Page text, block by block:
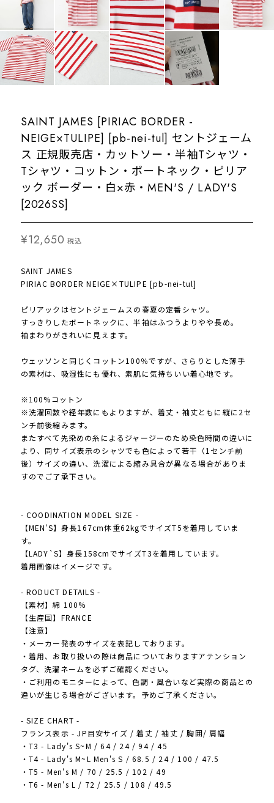
SAINT JAMES [PIRIAC BORDER -
NEIGE×TULIPE] [pb-nei-tul] セントジェーム
ス 正規販売店・カットソー・半袖Tシャツ・
Tシャツ・コットン・ポートネック・ピリア
ック ボーダー・白×赤・MEN'S / LADY'S
[2026SS]
¥12,650 税込
SAINT JAMES
PIRIAC BORDER NEIGE×TULIPE [pb-nei-tul]
ピリアックはセントジェームスの春夏の定番シャツ。
すっきりしたボートネックに、半袖はふつうよりやや長め。
袖まわりがきれいに見えます。
ウェッソンと同じくコットン100％ですが、さらりとした薄手
の素材は、吸湿性にも優れ、素肌に気持ちいい着心地です。
※100%コットン
※洗濯回数や経年数にもよりますが、着丈・袖丈ともに縦に2セ
ンチ前後縮みます。
またすべて先染めの糸によるジャージーのため染色時間の違いに
より、同サイズ表示のシャツでも色によって若干（1センチ前
後）サイズの違い、洗濯による縮み具合が異なる場合がありま
すのでご了承下さい。
- COODINATION MODEL SIZE -
【MEN'S】身長167cm体重62kgでサイズT5を着用していま
す。
【LADY`S】身長158cmでサイズT3を着用しています。
着用画像はイメージです。
- RODUCT DETAILS -
【素材】綿 100%
【生産国】FRANCE
【注意】
・メーカー発表のサイズを表記しております。
・着用、お取り扱いの際は商品についておりますアテンション
タグ、洗濯ネームを必ずご確認ください。
・ご利用のモニターによって、色調・風合いなど実際の商品との
違いが生じる場合がございます。予めご了承ください。
- SIZE CHART -
フランス表示 - JP目安サイズ / 着丈 / 袖丈 / 胸囲/ 肩幅
・T3 - Lady's S~M / 64 / 24 / 94 / 45
・T4 - Lady's M~L Men's S / 68.5 / 24 / 100 / 47.5
・T5 - Men's M / 70 / 25.5 / 102 / 49
・T6 - Men's L / 72 / 25.5 / 108 / 49.5